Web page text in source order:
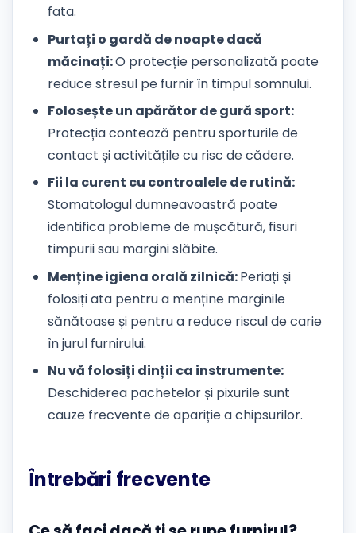
fata.
Purtați o gardă de noapte dacă
măcinați:O protecție personalizată poate
reduce stresul pe furnir în timpul somnului.
Folosește un apărător de gură sport:
Protecția contează pentru sporturile de
contact și activitățile cu risc de cădere.
Fii la curent cu controalele de rutină:
Stomatologul dumneavoastră poate
identifica probleme de mușcătură, fisuri
timpurii sau margini slăbite.
Menține igiena orală zilnică:Periați și
folosiți ata pentru a menține marginile
sănătoase și pentru a reduce riscul de carie
în jurul furnirului.
Nu vă folosiți dinții ca instrumente:
Deschiderea pachetelor și pixurile sunt
cauze frecvente de apariție a chipsurilor.
Întrebări frecvente